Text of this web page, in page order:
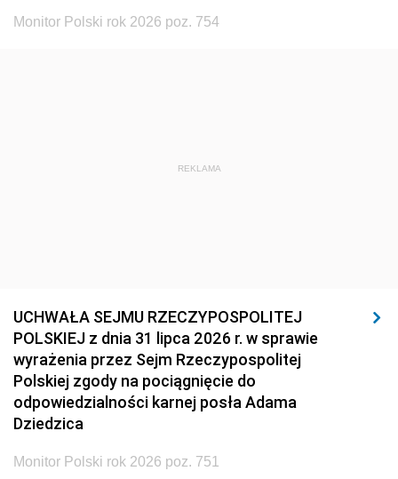
Monitor Polski rok 2026 poz. 754
REKLAMA
UCHWAŁA SEJMU RZECZYPOSPOLITEJ
POLSKIEJ z dnia 31 lipca 2026 r. w sprawie
wyrażenia przez Sejm Rzeczypospolitej
Polskiej zgody na pociągnięcie do
odpowiedzialności karnej posła Adama
Dziedzica
Monitor Polski rok 2026 poz. 751